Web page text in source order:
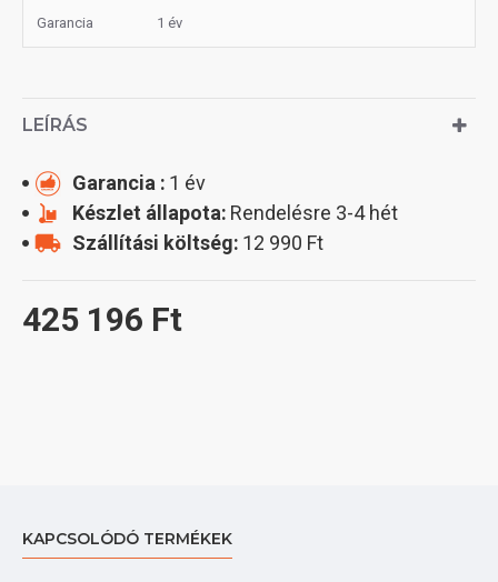
Garancia 1 év
LEÍRÁS
425 196 Ft
Garancia : 1 év
Készlet állapota: Rendelésre 3-4 hét
Szállítási költség: 12 990 Ft
KAPCSOLÓDÓ TERMÉKEK